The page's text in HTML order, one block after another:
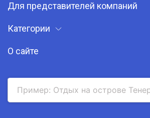
Для представителей компаний
Категории
О сайте